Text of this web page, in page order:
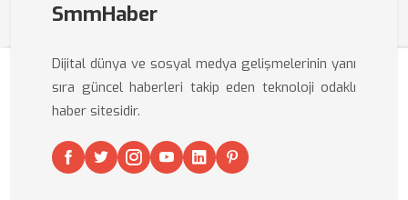
SmmHaber
Dijital dünya ve sosyal medya gelişmelerinin yanı
sıra güncel haberleri takip eden teknoloji odaklı
haber sitesidir.